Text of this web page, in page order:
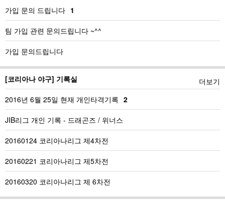
가입 문의 드립니다 1
팀 가입 관련 문의드립니다 ~^^
가입 문의드립니다
[코리아나 야구] 기록실
2016년 6월 25일 현재 개인타격기록 2
JIB리그 개인 기록 - 드래곤즈 / 위너스
20160124 코리아나리그 제4차전
20160221 코리아나리그 제5차전
20160320 코리아나리그 제 6차전
더보기